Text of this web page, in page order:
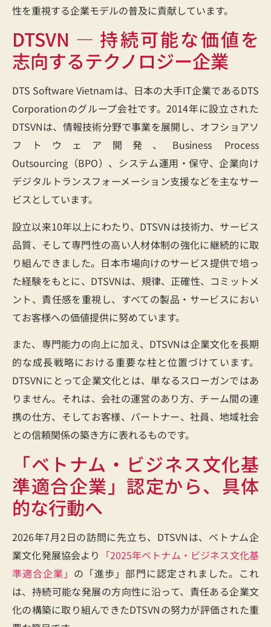
性を重視する企業モデルの普及に貢献しています。
DTSVN ― 持続可能な価値を
志向するテクノロジー企業
DTS Software Vietnamは、日本の大手IT企業であるDTS
Corporationのグループ会社です。2014年に設立された
DTSVNは、情報技術分野で事業を展開し、オフショアソ
フトウェア開発、Business Process
Outsourcing（BPO）、システム運用・保守、企業向け
デジタルトランスフォーメーション支援などを主なサー
ビスとしています。
設立以来10年以上にわたり、DTSVNは技術力、サービス
品質、そして専門性の高い人材体制の強化に継続的に取
り組んできました。日本市場向けのサービス提供で培っ
た経験をもとに、DTSVNは、規律、正確性、コミットメ
ント、責任感を重視し、すべての製品・サービスにおい
てお客様への価値提供に努めています。
また、専門能力の向上に加え、DTSVNは企業文化を長期
的な成長戦略における重要な柱と位置づけています。
DTSVNにとって企業文化とは、単なるスローガンではあ
りません。それは、会社の運営のあり方、チーム間の連
携の仕方、そしてお客様、パートナー、社員、地域社会
との信頼関係の築き方に表れるものです。
「ベトナム・ビジネス文化基
準適合企業」認定から、具体
的な行動へ
2026年7月2日の訪問に先立ち、DTSVNは、ベトナム企
業文化発展協会より 「2025年ベトナム・ビジネス文化基
準適合企業」 の「進歩」部門に認定されました。これ
は、持続可能な発展の方向性に沿って、責任ある企業文
化の構築に取り組んできたDTSVNの努力が評価された重